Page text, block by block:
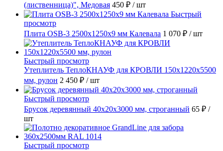
(лиственница)", Медовая 450 ₽ / шт
Быстрый
просмотр
Плита OSB-3 2500x1250x9 мм Калевала 1 070 ₽ / шт
Быстрый просмотр
Утеплитель ТеплоКНАУФ для КРОВЛИ 150x1220x5500
мм, рулон 2 450 ₽ / шт
Быстрый просмотр
Брусок деревянный 40х20х3000 мм, строганный 65 ₽ /
шт
Быстрый просмотр